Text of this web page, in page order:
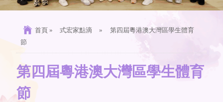
首頁 » 式宏家點滴 »
第四屆粵港澳大灣區學生體育
節
第四屆粵港澳大灣區學生體育
節